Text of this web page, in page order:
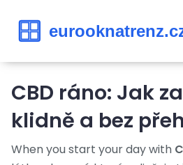
CBD ráno: Jak
klidně a bez
When you start your day with